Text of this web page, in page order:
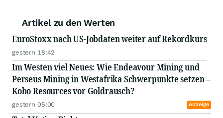
Artikel zu den Werten
EuroStoxx nach US-Jobdaten weiter auf Rekordkurs
gestern 18:42
Im Westen viel Neues: Wie Endeavour Mining und
Perseus Mining in Westafrika Schwerpunkte setzen –
Kobo Resources vor Goldrausch?
gestern 05:00 Anzeige